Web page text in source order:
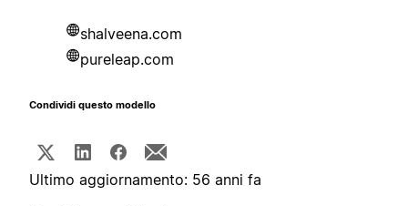
shalveena.com
pureleap.com
Condividi questo modello
Ultimo aggiornamento: 56 anni fa